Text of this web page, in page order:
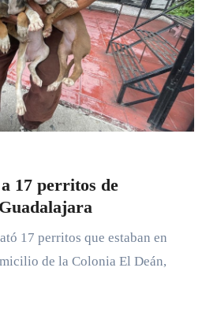
17 perritos de
de la Colonia El Deán,